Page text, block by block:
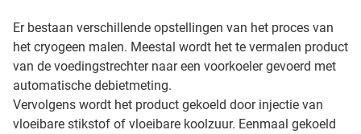
Er bestaan verschillende opstellingen van het proces van
het cryogeen malen. Meestal wordt het te vermalen product
van de voedingstrechter naar een voorkoeler gevoerd met
automatische debietmeting.
Vervolgens wordt het product gekoeld door injectie van
vloeibare stikstof of vloeibare koolzuur. Eenmaal gekoeld